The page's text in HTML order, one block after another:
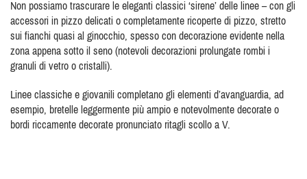
Non possiamo trascurare le eleganti classici ‘sirene’ delle linee – con gli
accessori in pizzo delicati o completamente ricoperte di pizzo, stretto
sui fianchi quasi al ginocchio, spesso con decorazione evidente nella
zona appena sotto il seno (notevoli decorazioni prolungate rombi i
granuli di vetro o cristalli).
Linee classiche e giovanili completano gli elementi d’avanguardia, ad
esempio, bretelle leggermente più ampio e notevolmente decorate o
bordi riccamente decorate pronunciato ritagli scollo a V.